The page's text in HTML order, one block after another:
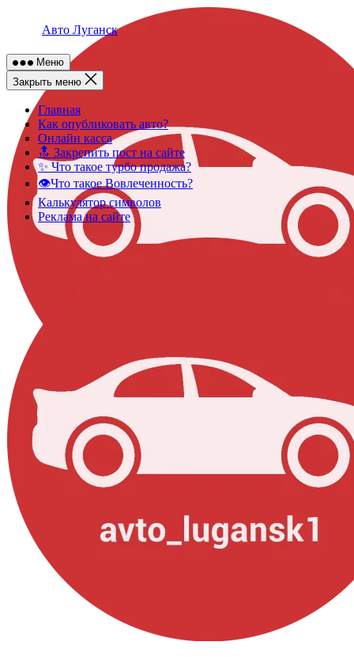
Авто Луганск
Меню
Закрыть меню
Главная
Как опубликовать авто?
Онлайн касса
🔝 Закрепить пост на сайте
✨ Что такое турбо продажа?
👁️Что такое Вовлеченность?
Калькулятор символов
Реклама на сайте